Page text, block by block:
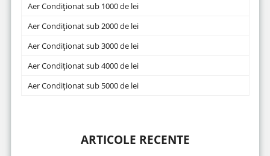
Aer Condiționat sub 1000 de lei
Aer Condiționat sub 2000 de lei
Aer Condiționat sub 3000 de lei
Aer Condiționat sub 4000 de lei
Aer Condiționat sub 5000 de lei
ARTICOLE RECENTE